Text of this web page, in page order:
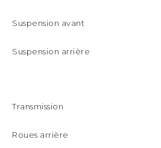
Suspension avant
Suspension arrière
Transmission
Roues arrière